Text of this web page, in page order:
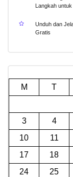
Langkah
Unduh dan
Gratis
M
T
3
4
10
11
17
18
24
25